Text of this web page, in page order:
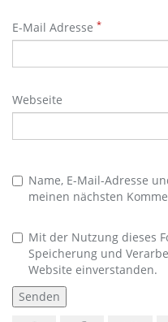
E-Mail Adresse *
Webseite
Name, E-Mail-Adresse
meinen nächsten
Mit der Nutzung dieses
Speicherung und
Website einverstanden.